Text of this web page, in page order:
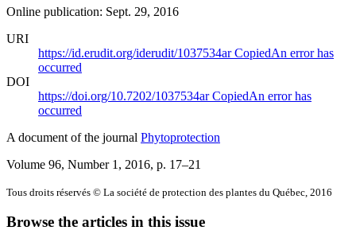
Online publication: Sept. 29, 2016
URI
https://id.erudit.org/iderudit/1037534arCopiedAn error has
occurred
DOI
https://doi.org/10.7202/1037534arCopiedAn error has
occurred
A document of the journal Phytoprotection
Volume 96, Number 1, 2016, p. 17–21
Tous droits réservés © La société de protection des plantes du Québec, 2016
Browse the articles in this issue